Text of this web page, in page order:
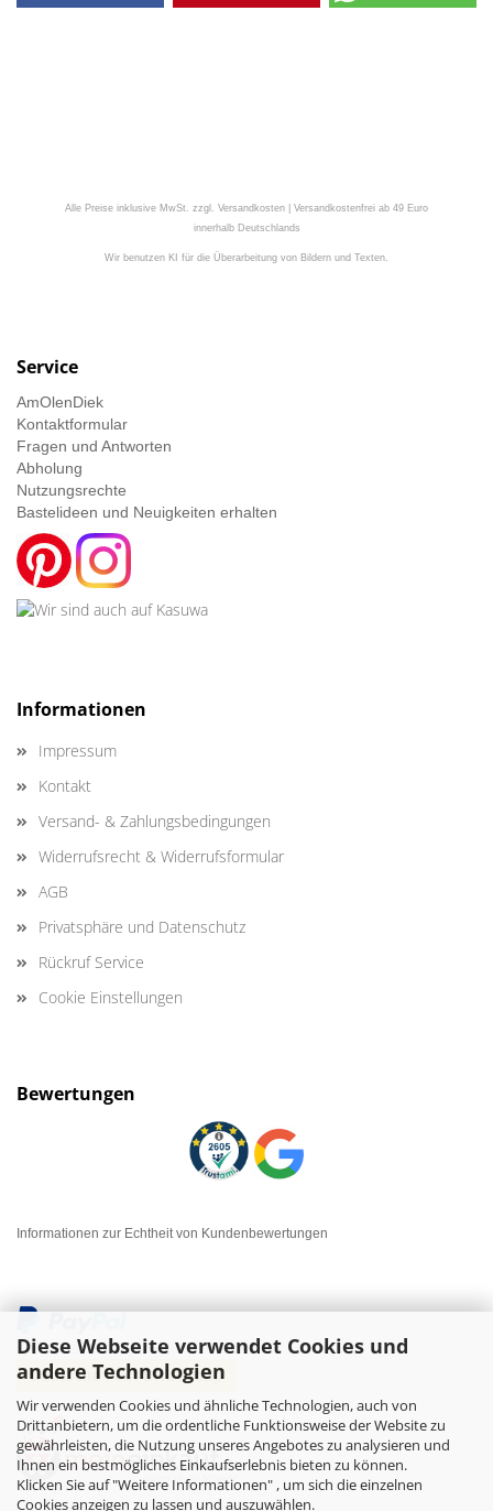
Diese Webseite verwendet Cookies und
andere Technologien
Wir verwenden Cookies und ähnliche Technologien, auch von
Drittanbietern, um die ordentliche Funktionsweise der Website zu
gewährleisten, die Nutzung unseres Angebotes zu analysieren und
Ihnen ein bestmögliches Einkaufserlebnis bieten zu können.
Klicken Sie auf "Weitere Informationen" , um sich die einzelnen
Cookies anzeigen zu lassen und auszuwählen.
Alle Preise inklusive MwSt. zzgl. Versandkosten | Versandkostenfrei ab 49 Euro
innerhalb Deutschlands
Wir benutzen KI für die Überarbeitung von Bildern und Texten.
Service
AmOlenDiek
Kontaktformular
Fragen und Antworten
Abholung
Nutzungsrechte
Bastelideen und Neuigkeiten erhalten
Informationen
Impressum
Kontakt
Versand- & Zahlungsbedingungen
Widerrufsrecht & Widerrufsformular
AGB
Privatsphäre und Datenschutz
Rückruf Service
Cookie Einstellungen
Bewertungen
Informationen zur Echtheit von Kundenbewertungen